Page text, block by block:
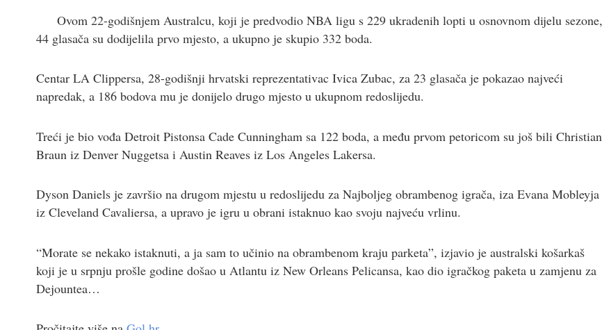
Ovom 22-godišnjem Australcu, koji je predvodio NBA ligu s 229 ukradenih lopti u osnovnom dijelu sezone,
44 glasača su dodijelila prvo mjesto, a ukupno je skupio 332 boda.
Centar LA Clippersa, 28-godišnji hrvatski reprezentativac Ivica Zubac, za 23 glasača je pokazao najveći
napredak, a 186 bodova mu je donijelo drugo mjesto u ukupnom redoslijedu.
Treći je bio vođa Detroit Pistonsa Cade Cunningham sa 122 boda, a među prvom petoricom su još bili Christian
Braun iz Denver Nuggetsa i Austin Reaves iz Los Angeles Lakersa.
Dyson Daniels je završio na drugom mjestu u redoslijedu za Najboljeg obrambenog igrača, iza Evana Mobleyja
iz Cleveland Cavaliersa, a upravo je igru u obrani istaknuo kao svoju najveću vrlinu.
“Morate se nekako istaknuti, a ja sam to učinio na obrambenom kraju parketa”, izjavio je australski košarkaš
koji je u srpnju prošle godine došao u Atlantu iz New Orleans Pelicansa, kao dio igračkog paketa u zamjenu za
Dejountea…